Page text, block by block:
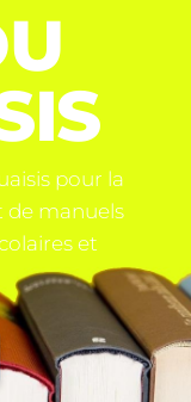
pour la
de manuels
et